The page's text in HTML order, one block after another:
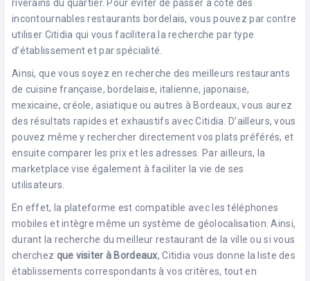
riverains du quartier. Pour éviter de passer à côté des
incontournables restaurants bordelais, vous pouvez par contre
utiliser Citidia qui vous facilitera la recherche par type
d’établissement et par spécialité.
Ainsi, que vous soyez en recherche des meilleurs restaurants
de cuisine française, bordelaise, italienne, japonaise,
mexicaine, créole, asiatique ou autres à Bordeaux, vous aurez
des résultats rapides et exhaustifs avec Citidia. D’ailleurs, vous
pouvez même y rechercher directement vos plats préférés, et
ensuite comparer les prix et les adresses. Par ailleurs, la
marketplace vise également à faciliter la vie de ses
utilisateurs.
En effet, la plateforme est compatible avec les téléphones
mobiles et intègre même un système de géolocalisation. Ainsi,
durant la recherche du meilleur restaurant de la ville ou si vous
cherchez que visiter à Bordeaux, Citidia vous donne la liste des
établissements correspondants à vos critères, tout en